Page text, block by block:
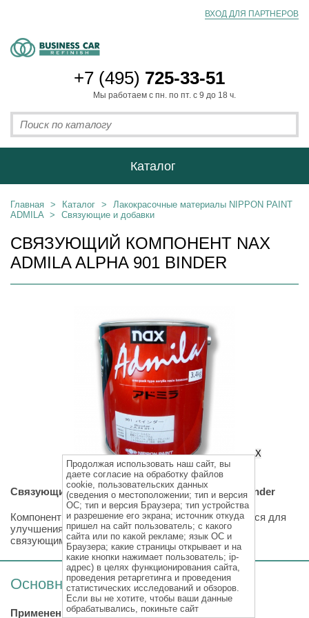
+7 (495) 725-33-51
Мы работаем с пн. по пт. с 9 до 18 ч.
ВХОД ДЛЯ ПАРТНЕРОВ
Каталог
Главная > Каталог >
Лакокрасочные материалы NIPPON PAINT
ADMILA > Связующие и добавки
СВЯЗУЮЩИЙ КОМПОНЕНТ NAX
ADMILA ALPHA 901 BINDER
Связующий компонент - nax Admila Alpha 901 Binder
Компонент на основе акриловых смол. Используется для
улучшения адгезии между цветными пигментами и
связующим в базовом покрытии.
Основные характеристики
Применение:
X
Продолжая использовать наш сайт, вы
даете согласие на обработку файлов
cookie, пользовательских данных
(сведения о местоположении; тип и версия
ОС; тип и версия Браузера; тип устройства
и разрешение его экрана; источник откуда
пришел на сайт пользователь; с какого
сайта или по какой рекламе; язык ОС и
Браузера; какие страницы открывает и на
какие кнопки нажимает пользователь; ip-
адрес) в целях функционирования сайта,
проведения ретаргетинга и проведения
статистических исследований и обзоров.
Если вы не хотите, чтобы ваши данные
обрабатывались, покиньте сайт